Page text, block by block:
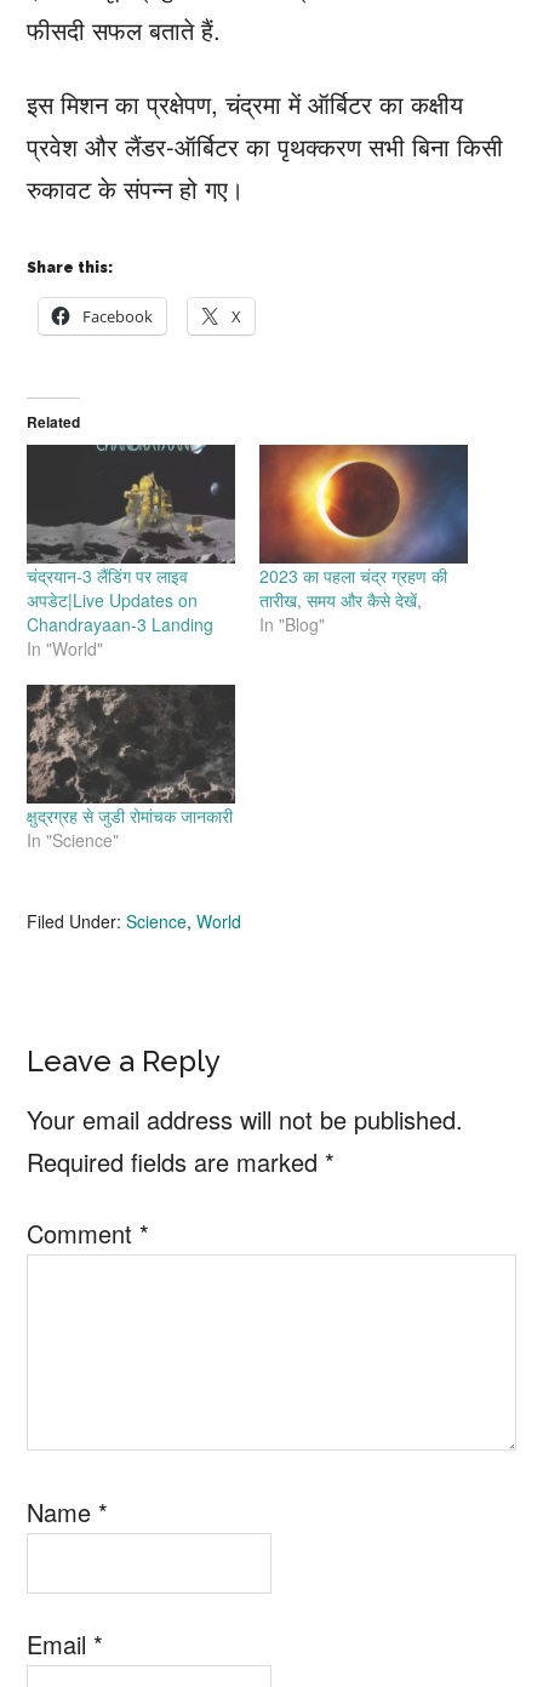
फीसदी सफल बताते हैं.
इस मिशन का प्रक्षेपण, चंद्रमा में ऑर्बिटर का कक्षीय
प्रवेश और लैंडर-ऑर्बिटर का पृथक्करण सभी बिना किसी
रुकावट के संपन्न हो गए।
Share this:
Facebook X
Related
चंद्रयान-3 लैंडिंग पर लाइव
अपडेट|Live Updates on
Chandrayaan-3 Landing
In "World"
2023 का पहला चंद्र ग्रहण की
तारीख, समय और कैसे देखें,
In "Blog"
क्षुद्रग्रह से जुडी रोमांचक जानकारी
In "Science"
Filed Under:Science,World
Reader
Interactions
Leave a Reply
Your email address will not be published.
Required fields are marked *
Comment *
Name *
Email *